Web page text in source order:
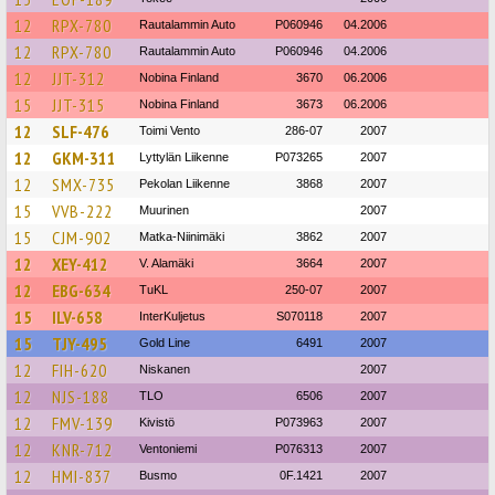
12 RPX-780 Rautalammin Auto P060946 04.2006
12 RPX-780 Rautalammin Auto P060946 04.2006
12 JJT-312 Nobina Finland 3670 06.2006
15 JJT-315 Nobina Finland 3673 06.2006
12 SLF-476 Toimi Vento 286-07 2007
12 GKM-311 Lyttylän Liikenne P073265 2007
12 SMX-735 Pekolan Liikenne 3868 2007
15 VVB-222 Muurinen 2007
15 CJM-902 Matka-Niinimäki 3862 2007
12 XEY-412 V. Alamäki 3664 2007
12 EBG-634 TuKL 250-07 2007
15 ILV-658 InterKuljetus S070118 2007
15 TJY-495 Gold Line 6491 2007
12 FIH-620 Niskanen 2007
12 NJS-188 TLO 6506 2007
12 FMV-139 Kivistö P073963 2007
12 KNR-712 Ventoniemi P076313 2007
12 HMI-837 Busmo 0F.1421 2007